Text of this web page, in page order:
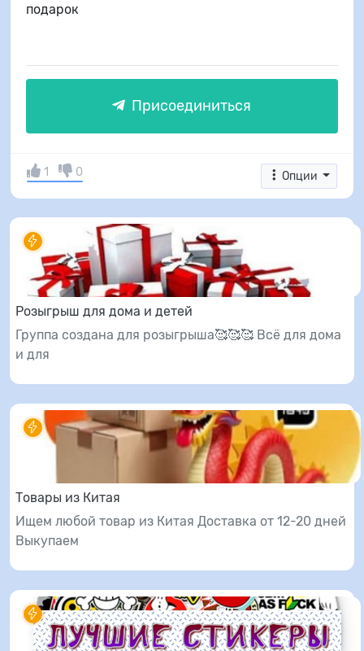
подарок
Присоединиться
Опции
1 0
Розыгрыш для дома и детей
Группа создана для розыгрыша🥰🥰🥰 Всё для дома
и для
Товары из Китая
Ищем любой товар из Китая Доставка от 12-20 дней
Выкупаем